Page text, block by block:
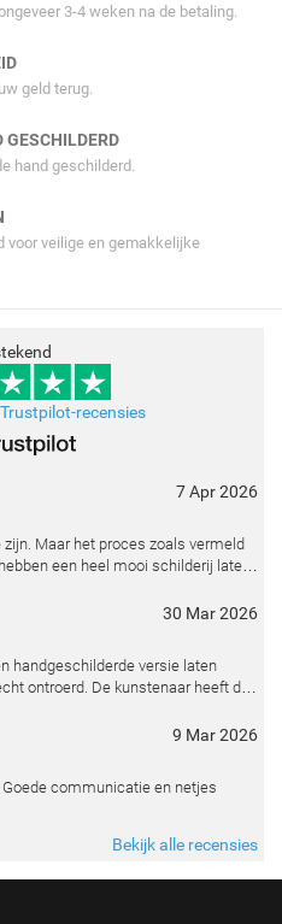
3-4 weken na de betaling.
geld terug.
GESCHILDERD
hand geschilderd.
voor veilige en gemakkelijke
recensies
7 Apr 2026
Maar het proces zoals vermeld
een heel mooi schilderij laten
30 Mar 2026
handgeschilderde versie laten
ontroerd. De kunstenaar heeft de
9 Mar 2026
communicatie en netjes
Bekijk alle recensies